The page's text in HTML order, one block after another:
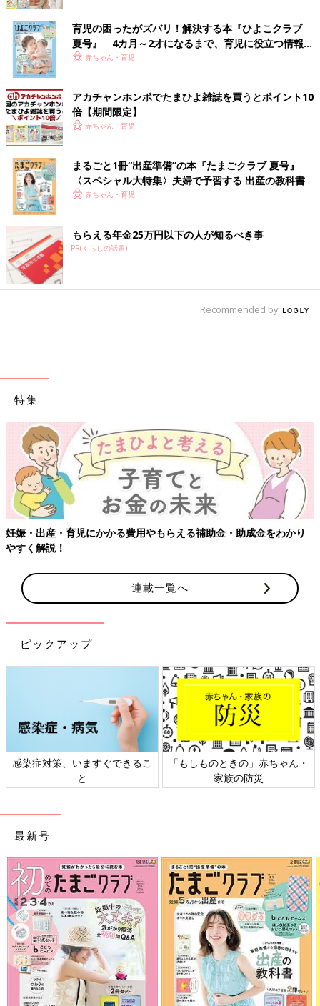
出典：Instagramアカウント「etanko_mama」
こちらはetanko_mamaさんが550円で購入した3COINSの汚れ防
止マット。裏に滑り止めが付いていて、いすを動かしてもずれに
くいところが気に入っているんだとか。表面は撥水加工されてい
るようなので、手入れもしやすそうですね。こんなの欲しかった
と満足そうです♪
出典：Instagramアカウント「neco.ta.neco8958」
こちらはneco.ta.neco8958さんが3COINSで購入した長袖お食事
エプロン。手づかみ食べで袖が汚れることが多く、ちょうど長袖
エプロンが欲しいと思っていたタイミングで発売されたんだそ
う。安くて優秀と大満足のようです♪
3COINS「毎度ながら沼」「さすがスリ
コ」ママおすすめのお出かけグッズ4選
3COINSから、とっても便利なお出かけグッズ
が登場しました！実際にゲットしたママたちは
「安すぎる」「かなり便利」と、コスパのよさ
今回は3COINSの離乳食グッズをご紹介しました。発売初日から
SNSで話題となり、すぐに売り切れてしまったアイテムもあるよ
があればぜひ探してみてくださいね。
(文：mayu)
●記事内の価格はすべて税込み、2022年10月時点のものです。
●記事内容でご紹介している投稿、リンク先は、削除される場合
があります。あらかじめご了承ください。
●記事の内容は記載当時の情報であり、現在と異なる場合があり
ます。
育児の困ったがズバリ！解決する本『ひよこクラブ
夏号』 4カ月～2才になるまで、育児に役立つ情報が
いっぱい！
赤ちゃん・育児
アカチャンホンポでたまひよ雑誌を買うとポイント10
倍【期間限定】
赤ちゃん・育児
まるごと1冊“出産準備”の本『たまごクラブ 夏号』
〈スペシャル大特集〉夫婦で予習する 出産の教科書
赤ちゃん・育児
もらえる年金25万円以下の人が知るべき事
PR(くらしの話題)
Recommended by
特集
妊娠・出産・育児にかかる費用やもらえる補助金・助成金をわかり
やすく解説！
連載一覧へ
ピックアップ
感染症対策、いますぐできるこ
と
「もしものときの」赤ちゃん・
家族の防災
最新号